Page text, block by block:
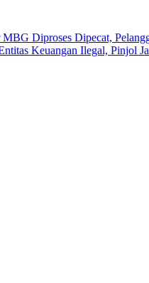
Diproses Dipecat,
Keuangan Ilegal, Pinjol